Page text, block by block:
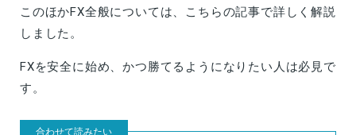
このほかFX全般については、こちらの記事で詳しく解説
しました。
FXを安全に始め、かつ勝てるようになりたい人は必見で
す。